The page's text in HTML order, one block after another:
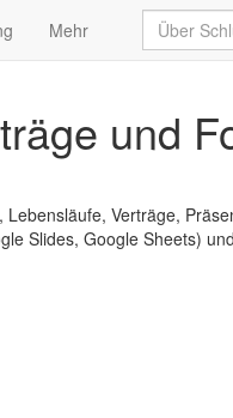
Mehr
und
Verträge,
Slides, Google Sheets)